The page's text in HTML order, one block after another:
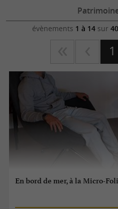
évènements 1 à 14sur
1
En bord de mer, à la Micro-